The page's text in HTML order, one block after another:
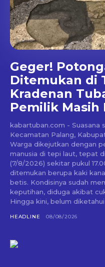
Geger!
Ditemukan di
Kradenan
Pemilik Masih
kabartuban.com - Suasana
Kecamatan Palang,
Warga dikejutkan dengan
manusia di tepi laut, tepat
(7/8/2026) sekitar pukul 17.00 WIB. Potongan
ditemukan berupa kaki
betis. Kondisinya sudah
keputihan, diduga akibat
Hingga kini, belum diketahui
HEADLINE 08/08/2026